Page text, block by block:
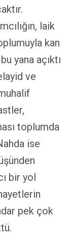
laik
kan
yana açıktı
ve
toplumda
ise
bir yol
pek çok